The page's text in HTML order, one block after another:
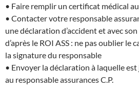
• Faire remplir un certificat médical
• Contacter votre responsable
une déclaration d’accident et avec
d’après le ROI ASS : ne pas oublier le
la signature du responsable
• Envoyer la déclaration à laquelle
au responsable assurances C.P.